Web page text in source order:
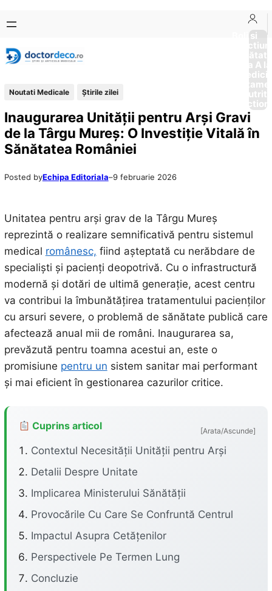
conținut
content
Boli si
Afectiuni
Sănătate
de la A
Noutati Medicale Știrile zilei
Inaugurarea Unității pentru Arși Gravi
de la Târgu Mureș: O Investiție Vitală în
Sănătatea României
Posted byEchipa Editoriala–9 februarie 2026
Unitatea pentru arși grav de la Târgu Mureș
reprezintă o realizare semnificativă pentru sistemul
medical românesc, fiind așteptată cu nerăbdare de
specialiști și pacienți deopotrivă. Cu o infrastructură
modernă și dotări de ultimă generație, acest centru
va contribui la îmbunătățirea tratamentului pacienților
cu arsuri severe, o problemă de sănătate publică care
afectează anual mii de români. Inaugurarea sa,
prevăzută pentru toamna acestui an, este o
promisiune pentru un sistem sanitar mai performant
și mai eficient în gestionarea cazurilor critice.
Cuprins articol [Arata/Ascunde]
Contextul Necesității Unității pentru Arși
Detalii Despre Unitate
Implicarea Ministerului Sănătății
Provocările Cu Care Se Confruntă Centrul
Impactul Asupra Cetățenilor
Perspectivele Pe Termen Lung
Concluzie